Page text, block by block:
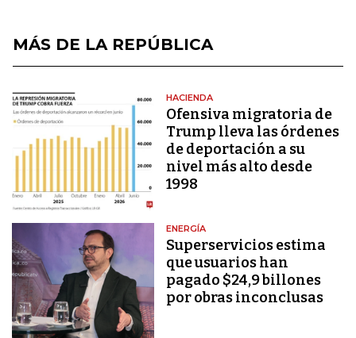
MÁS DE LA REPÚBLICA
HACIENDA
Ofensiva migratoria de
Trump lleva las órdenes
de deportación a su
nivel más alto desde
1998
ENERGÍA
Superservicios estima
que usuarios han
pagado $24,9 billones
por obras inconclusas